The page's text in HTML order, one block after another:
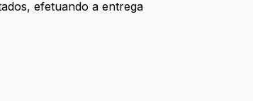
efetuando a entrega